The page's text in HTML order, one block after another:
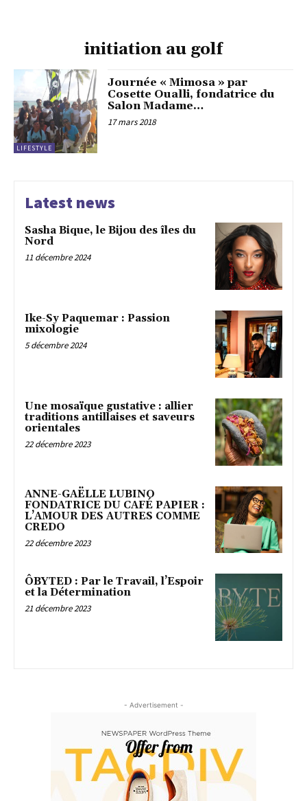
initiation au golf
LIFESTYLE
Journée « Mimosa » par
Cosette Oualli, fondatrice du
Salon Madame…
17 mars 2018
Latest news
Sasha Bique, le Bijou des îles du
Nord
11 décembre 2024
Ike-Sy Paquemar : Passion
mixologie
5 décembre 2024
Une mosaïque gustative : allier
traditions antillaises et saveurs
orientales
22 décembre 2023
ANNE-GAËLLE LUBINO
FONDATRICE DU CAFÉ PAPIER :
L’AMOUR DES AUTRES COMME
CREDO
22 décembre 2023
ÔBYTED : Par le Travail, l’Espoir
et la Détermination
21 décembre 2023
- Advertisement -